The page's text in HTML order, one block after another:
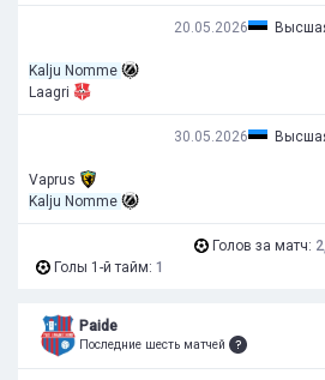
20.05.2026
Kalju Nomme
Laagri
30.05.2026
Vaprus
Kalju Nomme
Голов за матч:
Голы 1-й тайм: 1
Paide
Последние шесть матчей